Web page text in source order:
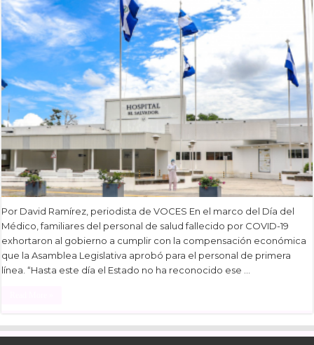
Por David Ramírez, periodista de VOCES En el marco del Día del
Médico, familiares del personal de salud fallecido por COVID-19
exhortaron al gobierno a cumplir con la compensación económica
que la Asamblea Legislativa aprobó para el personal de primera
línea. “Hasta este día el Estado no ha reconocido ese …